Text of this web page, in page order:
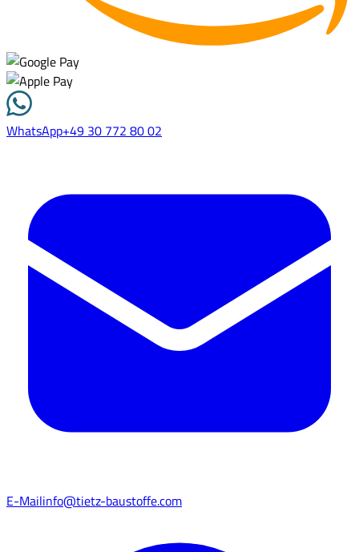
WhatsApp+49 30 772 80 02
E-Mailinfo@tietz-baustoffe.com